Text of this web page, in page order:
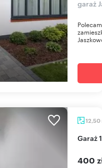
garaż
12,50
400